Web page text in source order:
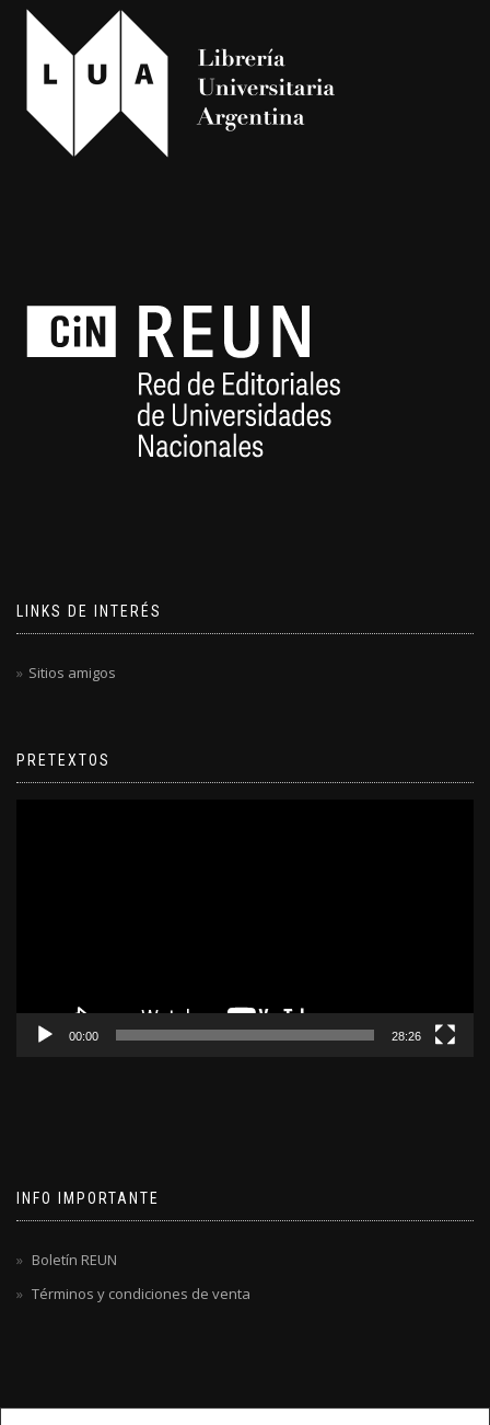
LINKS DE INTERÉS
Sitios amigos
PRETEXTOS
00:00 28:26
INFO IMPORTANTE
Boletín REUN
Términos y condiciones de venta